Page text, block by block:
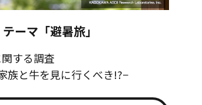
ーマ「避暑旅」
する調査
族と牛を見に行くべき!?−